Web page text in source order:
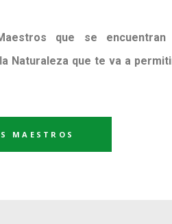
que se encuentran
Naturaleza que te va a
MAESTROS